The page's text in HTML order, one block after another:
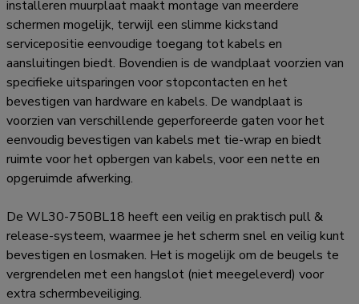
installeren muurplaat maakt montage van meerdere
schermen mogelijk, terwijl een slimme kickstand
servicepositie eenvoudige toegang tot kabels en
aansluitingen biedt. Bovendien is de wandplaat voorzien van
specifieke uitsparingen voor stopcontacten en het
bevestigen van hardware en kabels. De wandplaat is
voorzien van verschillende geperforeerde gaten voor het
eenvoudig bevestigen van kabels met tie-wrap en biedt
ruimte voor het opbergen van kabels, voor een nette en
opgeruimde afwerking.
De WL30-750BL18 heeft een veilig en praktisch pull &
release-systeem, waarmee je het scherm snel en veilig kunt
bevestigen en losmaken. Het is mogelijk om de beugels te
vergrendelen met een hangslot (niet meegeleverd) voor
extra schermbeveiliging.